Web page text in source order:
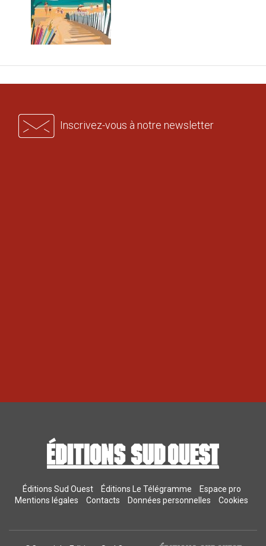
Inscrivez-vous à notre newsletter
Éditions Sud Ouest Éditions Le Télégramme
Espace pro
Mentions légales
Contacts Données personnelles Cookies